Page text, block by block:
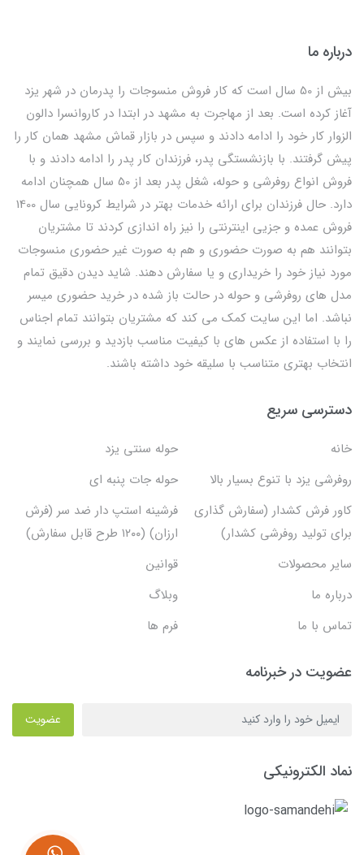
درباره ما
بیش از 50 سال است که کار فروش منسوجات را پدرمان در شهر یزد
آغاز کرده است. بعد از مهاجرت به مشهد در ابتدا در کاروانسرا دالون
الزوار کار خود را ادامه دادند و سپس در بازار قماش مشهد همان کار را
پیش گرفتند. با بازنشستگی پدر، فرزندان کار پدر را ادامه دادند و با
فروش انواع روفرشی و حوله، شغل پدر بعد از 50 سال همچنان ادامه
دارد. حال فرزندان برای ارائه خدمات بهتر در شرایط کرونایی سال 1400
فروش عمده و جزیی اینترنتی را نیز راه اندازی کردند تا مشتریان
بتوانند هم به صورت حضوری و هم به صورت غیر حضوری منسوجات
مورد نیاز خود را خریداری و یا سفارش دهند. شاید دیدن دقیق تمام
مدل های روفرشی و حوله در حالت باز شده در خرید حضوری میسر
نباشد. اما این سایت کمک می کند که مشتریان بتوانند تمام اجناس
را با استفاده از عکس های با کیفیت مناسب بازدید و بررسی نمایند و
انتخاب بهتری متناسب با سلیقه خود داشته باشند.
دسترسی سریع
خانه
حوله سنتی یزد
روفرشی یزد با تنوع بسیار بالا
حوله جات پنبه ای
کاور فرش کشدار (سفارش گذاری
برای تولید روفرشی کشدار)
فرشینه استپ دار ضد سر (فرش
ارزان) (۱۲۰۰ طرح قابل سفارش)
سایر محصولات
قوانین
درباره ما
وبلاگ
تماس با ما
فرم ها
عضویت در خبرنامه
عضویت
نماد الکترونیکی